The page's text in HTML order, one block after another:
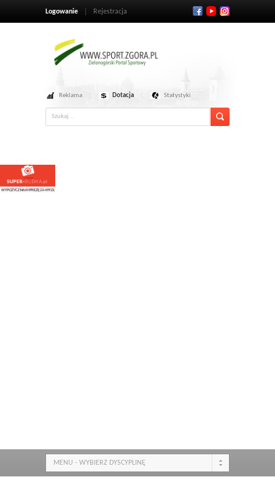
Logowanie Rejestracja
Reklama Dotacja Statystyki
MENU - WYBIERZ DYSCYPLINĘ